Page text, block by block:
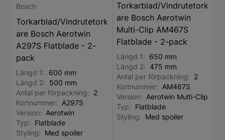
Bosch
Torkarblad/Vindrutetork
are Bosch Aerotwin
A297S Flatblade - 2-
pack
Längd 1: 600 mm
Längd 2: 500 mm
Antal per förpackning: 2
Kortnummer: A297S
Version: Aerotwin
Typ: Flatblade
Styling: Med spoiler
Torkarblad/Vindrutetork
are Bosch Aerotwin
Multi-Clip AM467S
Flatblade - 2-pack
Längd 1: 650 mm
Längd 2: 475 mm
Antal per förpackning: 2
Kortnummer: AM467S
Version: Aerotwin Multi-Clip
Typ: Flatblade
Styling: Med spoiler